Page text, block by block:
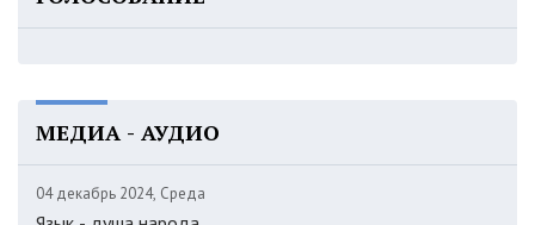
МЕДИА - АУДИО
04 декабрь 2024, Среда